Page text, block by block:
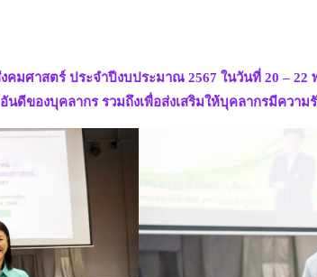
าสตร์ ประจำปีงบประมาณ 2567 ในวันที่ 20 – 22
ดีของบุคลากร รวมถึงเพื่อส่งเสริมให้บุคลากรมีควา